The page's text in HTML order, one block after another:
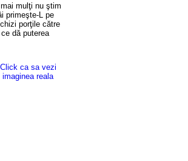
mulţi nu ştim
primeşte-L pe
porţile către
dă puterea